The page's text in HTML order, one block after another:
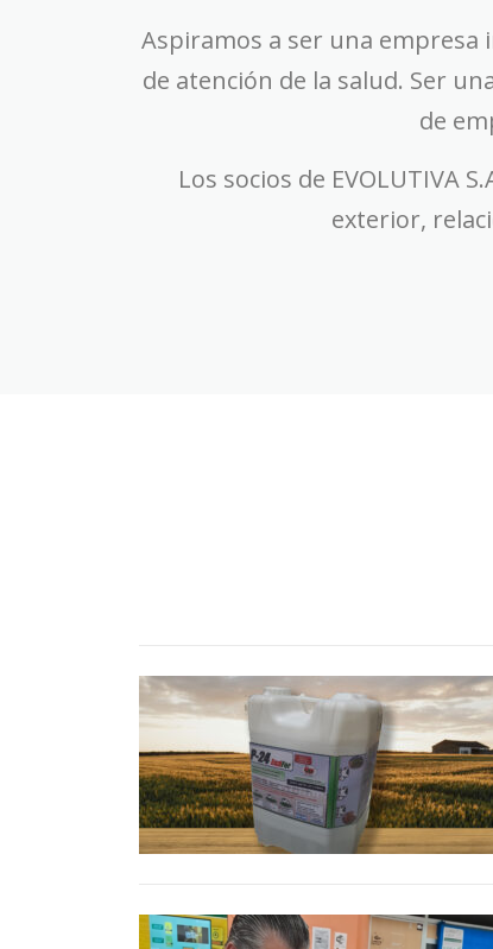
Aspiramos a ser una empresa
de atención de la salud. Ser
de
Los socios de EVOLUTIVA
exterior,